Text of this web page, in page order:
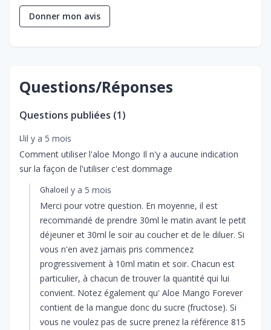
Donner mon avis
Questions/Réponses
Questions publiées (1)
Llil y a 5 mois
Comment utiliser l'aloe Mongo Il n'y a aucune indication
sur la façon de l'utiliser c'est dommage
Ghaloeil y a 5 mois
Merci pour votre question. En moyenne, il est
recommandé de prendre 30ml le matin avant le petit
déjeuner et 30ml le soir au coucher et de le diluer. Si
vous n'en avez jamais pris commencez
progressivement à 10ml matin et soir. Chacun est
particulier, à chacun de trouver la quantité qui lui
convient. Notez également qu' Aloe Mango Forever
contient de la mangue donc du sucre (fructose). Si
vous ne voulez pas de sucre prenez la référence 815